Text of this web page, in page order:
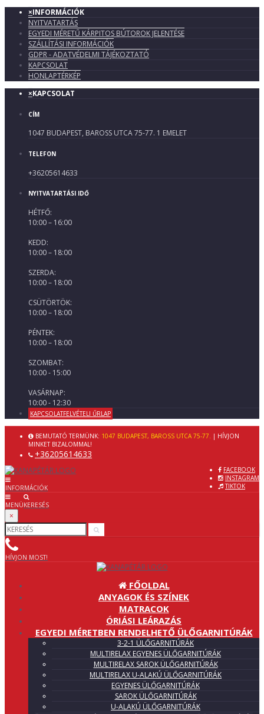
×INFORMÁCIÓK
NYITVATARTÁS
EGYEDI MÉRETŰ KÁRPITOS BÚTOROK JELENTÉSE
SZÁLLÍTÁSI INFORMÁCIÓK
GDPR - ADATVÉDELMI TÁJÉKOZTATÓ
KAPCSOLAT
HONLAPTÉRKÉP
×KAPCSOLAT
CÍM
1047 BUDAPEST, BAROSS UTCA 75-77. 1 EMELET
TELEFON
+36205614633
NYITVATARTÁSI IDŐ
HÉTFŐ:
10:00 – 16:00
KEDD:
10:00 – 18:00
SZERDA:
10:00 – 18:00
CSÜTÖRTÖK:
10:00 – 18:00
PÉNTEK:
10:00 – 18:00
SZOMBAT:
10:00 - 15:00
VASÁRNAP:
10:00 - 12:30
KAPCSOLATFELVÉTELI ŰRLAP
BEMUTATÓ TERMÜNK: 1047 BUDAPEST, BAROSS UTCA 75-77.
| HÍVJON
MINKET BIZALOMMAL!
+36205614633
FACEBOOK
INSTAGRAM
TIKTOK
INFORMÁCIÓK
MENÜKERESÉS
×
HÍVJON MOST!
FŐOLDAL
ANYAGOK ÉS SZÍNEK
MATRACOK
ÓRIÁSI LEÁRAZÁS
EGYEDI MÉRETBEN RENDELHETŐ ÜLŐGARNITÚRÁK
3-2-1 ÜLŐGARNITÚRÁK
MULTIRELAX EGYENES ÜLŐGARNITÚRÁK
MULTIRELAX SAROK ÜLŐGARNITÚRÁK
MULTIRELAX U-ALAKÚ ÜLŐGARNITÚRÁK
EGYENES ÜLŐGARNITÚRÁK
SAROK ÜLŐGARNITÚRÁK
U-ALAKÚ ÜLŐGARNITÚRÁK